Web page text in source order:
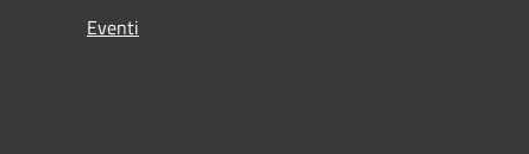
Eventi